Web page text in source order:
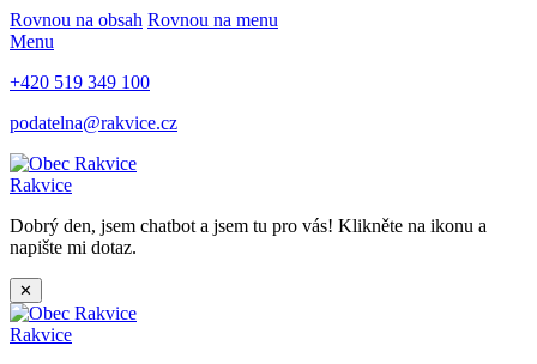
Rovnou na obsah Rovnou na menu
Menu
+420 519 349 100
podatelna@rakvice.cz
Rakvice
Dobrý den, jsem chatbot a jsem tu pro vás! Klikněte na ikonu a
napište mi dotaz.
✕
Rakvice